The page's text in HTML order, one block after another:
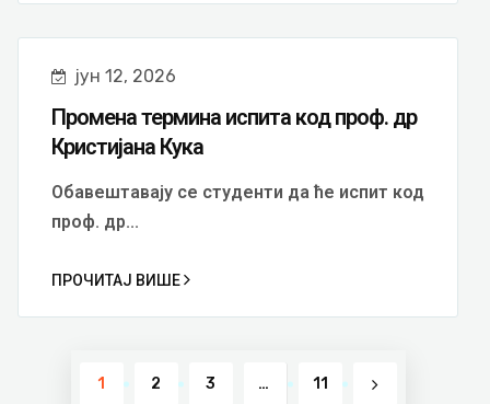
јун 12, 2026
Промена термина испита код проф. др
Кристијана Кука
Обавештавају се студенти да ће испит код
проф. др...
ПРОЧИТАЈ ВИШЕ
1 2 3 … 11